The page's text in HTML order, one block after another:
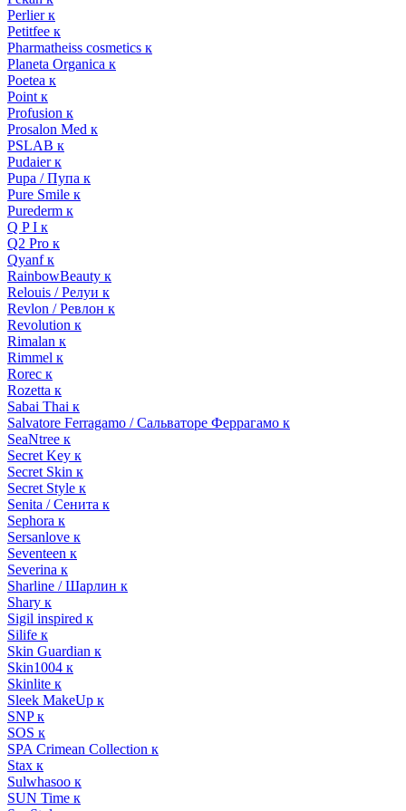
Perlier к
Petitfee к
Pharmatheiss cosmetics к
Planeta Organica к
Poetea к
Point к
Profusion к
Prosalon Med к
PSLAB к
Pudaier к
Pupa / Пупа к
Pure Smile к
Purederm к
Q P I к
Q2 Pro к
Qyanf к
RainbowBeauty к
Relouis / Релуи к
Revlon / Ревлон к
Revolution к
Rimalan к
Rimmel к
Rorec к
Rozetta к
Sabai Thai к
Salvatore Ferragamo / Сальваторе Феррагамо к
SeaNtree к
Secret Key к
Secret Skin к
Secret Style к
Senita / Сенита к
Sephora к
Sersanlove к
Seventeen к
Severina к
Sharline / Шарлин к
Shary к
Sigil inspired к
Silife к
Skin Guardian к
Skin1004 к
Skinlite к
Sleek MakeUp к
SNP к
SOS к
SPA Crimean Collection к
Stax к
Sulwhasoo к
SUN Time к